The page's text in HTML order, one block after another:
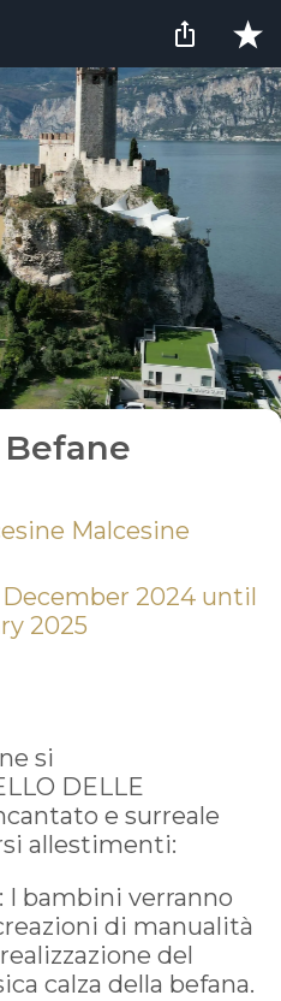
Malcesine
2025
si
DELLE
e surreale
allestimenti:
I bambini verranno
di manualità
del
calza della befana.